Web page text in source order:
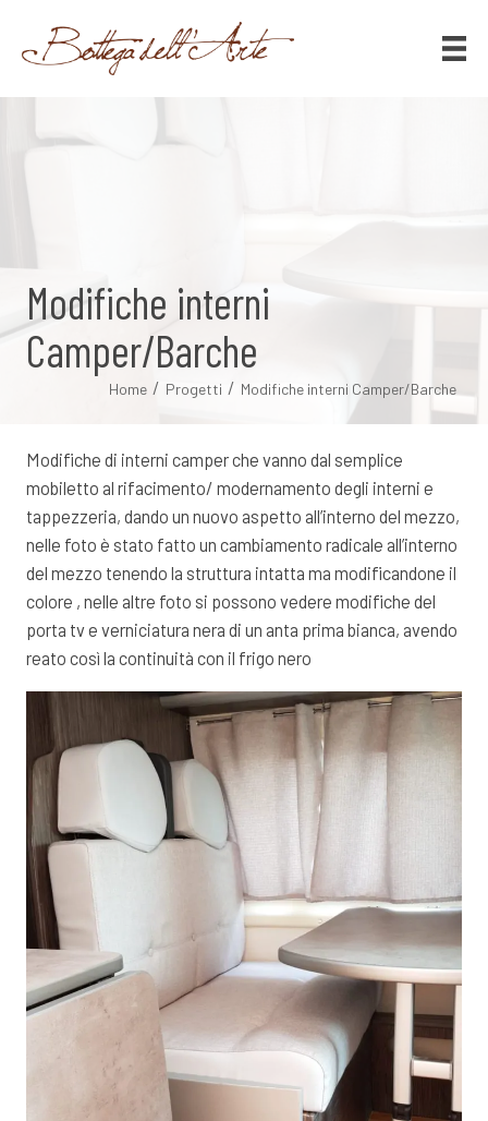
Modifiche interni
Camper/Barche
Home / Progetti / Modifiche interni Camper/Barche
Modifiche di interni camper che vanno dal semplice
mobiletto al rifacimento/ modernamento degli interni e
tappezzeria, dando un nuovo aspetto all’interno del mezzo,
nelle foto è stato fatto un cambiamento radicale all’interno
del mezzo tenendo la struttura intatta ma modificandone il
colore , nelle altre foto si possono vedere modifiche del
porta tv e verniciatura nera di un anta prima bianca, avendo
reato così la continuità con il frigo nero